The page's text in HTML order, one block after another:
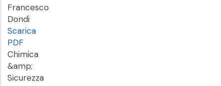
Francesco
Dondi
Scarica
PDF
Chimica
&amp;
Sicurezza